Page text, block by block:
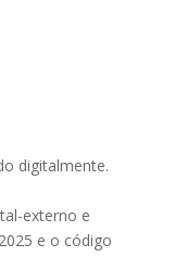
digitalmente.
externo e
e o código